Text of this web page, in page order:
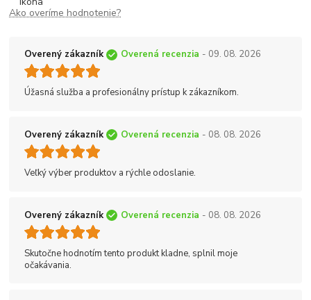
Ako overíme hodnotenie?
Overený zákazník Overená recenzia - 09. 08. 2026
Úžasná služba a profesionálny prístup k zákazníkom.
Overený zákazník Overená recenzia - 08. 08. 2026
Veľký výber produktov a rýchle odoslanie.
Overený zákazník Overená recenzia - 08. 08. 2026
Skutočne hodnotím tento produkt kladne, splnil moje
očakávania.